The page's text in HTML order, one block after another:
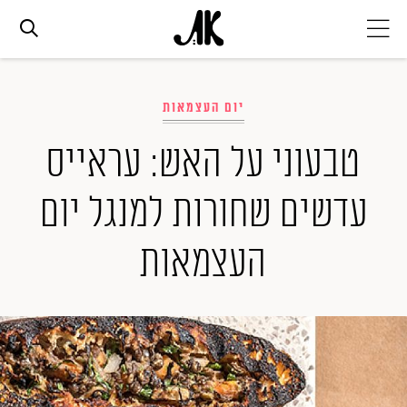
אופנה
סלבס
ערוצים נוספים
המגזין
יום העצמאות
טבעוני על האש: עראייס
עדשים שחורות למנגל יום
העצמאות